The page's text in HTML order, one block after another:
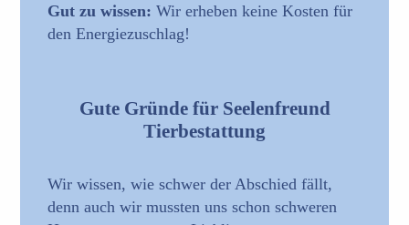
Gut zu wissen: Wir erheben keine Kosten für
den Energiezuschlag!
Gute Gründe für Seelenfreund
Tierbestattung
Wir wissen, wie schwer der Abschied fällt,
denn auch wir mussten uns schon schweren